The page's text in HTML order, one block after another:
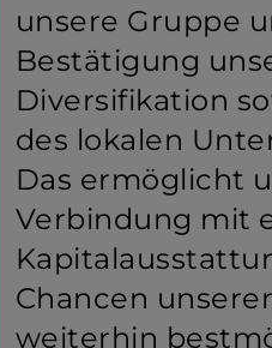
unsere Gruppe
Bestätigung
Diversi­fi­kation
des lokalen
Das ermöglicht
Verbindung mit
Chancen
weiterhin